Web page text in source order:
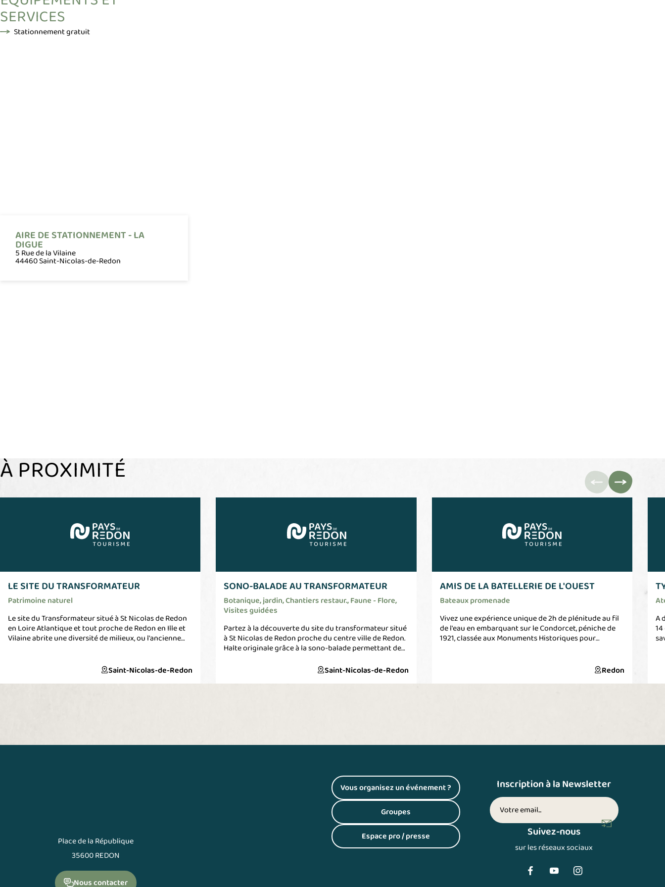
SERVICES
Stationnement gratuit
AIRE DE STATIONNEMENT - LA
DIGUE
5 Rue de la Vilaine
44460 Saint-Nicolas-de-Redon
À PROXIMITÉ
LE SITE DU TRANSFORMATEUR
Patrimoine naturel
Le site du Transformateur situé à St Nicolas de Redon
en Loire Atlantique et tout proche de Redon en Ille et
Vilaine abrite une diversité de milieux, ou l'ancienne
espaces naturels se mêlant aux ruines de bâtiments.
Au cœur du site, la nature a repris ses droits auprès de
la Grande halle. L'association des Amis du
Saint-Nicolas-de-Redon
SONO-BALADE AU TRANSFORMATEUR
Botanique, jardin, Chantiers restaur., Faune - Flore,
Visites guidées
Partez à la découverte du site du transformateur situé
à St Nicolas de Redon proche du centre ville de Redon.
Halte originale grâce à la sono-balade permettant de
pour retrouver une biodiversité. Location d'audio
guide sur réservation, sur place et à l'Office de
Tourisme du Pays de Redon
Saint-Nicolas-de-Redon
AMIS DE LA BATELLERIE DE L'OUEST
Bateaux promenade
Vivez une expérience unique de 2h de plénitude au fil
de l'eau en embarquant sur le Condorcet, péniche de
1921, classée aux Monuments Historiques pour
du 4 Juin au 16 Juillet de 18H à 20H pour la balade
fluviale de Redon à Rieux, aller-retour avec collation et
Redon
A
Place de la République
35600 REDON
Nous contacter
Vous organisez un événement ?
(S'ouvre dans un nouvel onglet)
Groupes(S'ouvre dans un nouvel onglet)
Espace pro / presse(S'ouvre dans un nouvel onglet)
Inscription à la Newsletter
Votre adresse email (inscription newsletter)
Suivez-nous
sur les réseaux sociaux